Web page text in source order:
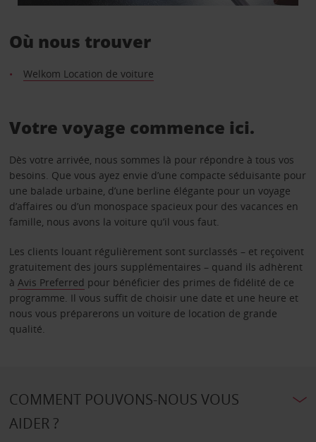
Où nous trouver
Welkom Location de voiture
Votre voyage commence ici.
Dès votre arrivée, nous sommes là pour répondre à tous vos
besoins. Que vous ayez envie d’une compacte séduisante pour
une balade urbaine, d’une berline élégante pour un voyage
d’affaires ou d’un monospace spacieux pour des vacances en
famille, nous avons la voiture qu’il vous faut.
Les clients louant régulièrement sont surclassés – et reçoivent
gratuitement des jours supplémentaires – quand ils adhèrent
à Avis Preferred pour bénéficier des primes de fidélité de ce
programme. Il vous suffit de choisir une date et une heure et
nous vous préparerons un voiture de location de grande
qualité.
COMMENT POUVONS-NOUS VOUS
AIDER ?